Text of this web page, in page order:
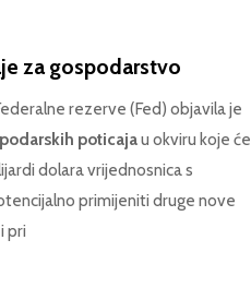
za gospodarstvo
rezerve (Fed) objavila je
poticajau okviru koje će
dolara vrijednosnica s
primijeniti druge nove
pri